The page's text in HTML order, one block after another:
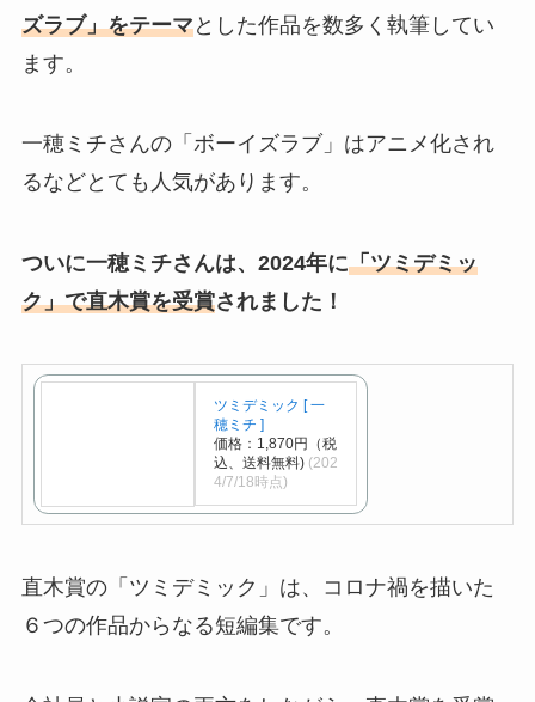
ズラブ」をテーマとした作品を数多く執筆してい
ます。
一穂ミチさんの「ボーイズラブ」はアニメ化され
るなどとても人気があります。
ついに一穂ミチさんは、2024年に「ツミデミッ
ク」で直木賞を受賞されました！
ツミデミック [ 一
穂ミチ ]
価格：1,870円（税
込、送料無料) (202
4/7/18時点)
直木賞の「ツミデミック」は、コロナ禍を描いた
６つの作品からなる短編集です。